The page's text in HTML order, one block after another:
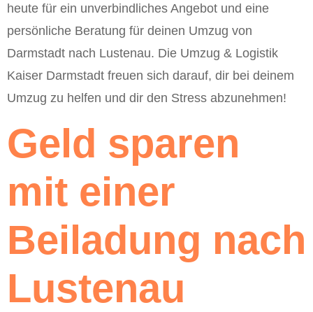
heute für ein unverbindliches Angebot und eine
persönliche Beratung für deinen Umzug von
Darmstadt nach Lustenau. Die Umzug & Logistik
Kaiser Darmstadt freuen sich darauf, dir bei deinem
Umzug zu helfen und dir den Stress abzunehmen!
Geld sparen
mit einer
Beiladung nach
Lustenau